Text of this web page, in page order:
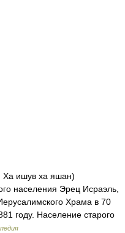
населения Эрец Исраэль,
Храма в 70
году. Население старого